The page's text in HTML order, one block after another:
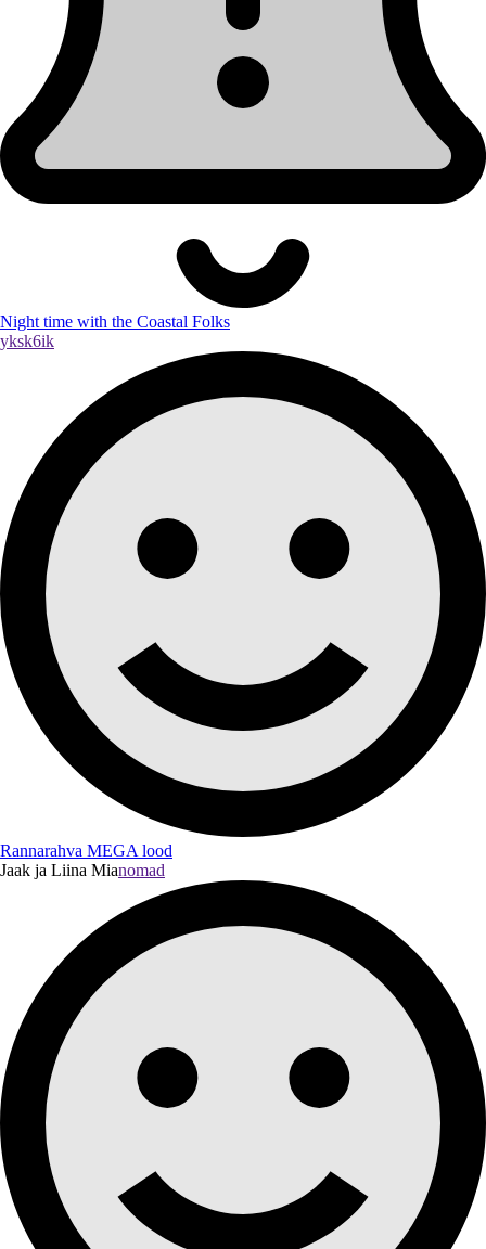
Night time with the Coastal Folks
yksk6ik
Rannarahva MEGA lood
Jaak ja Liina Mianomad